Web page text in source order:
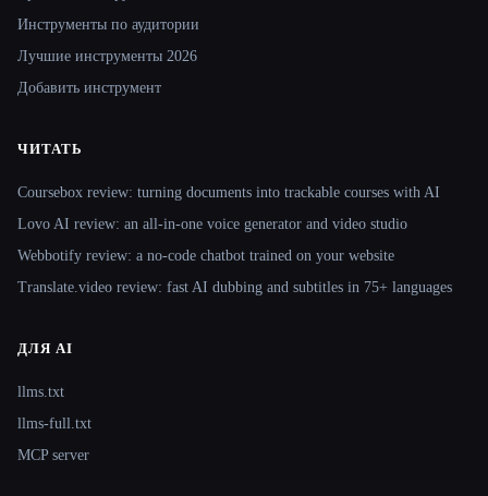
Инструменты по аудитории
Лучшие инструменты 2026
Добавить инструмент
ЧИТАТЬ
Coursebox review: turning documents into trackable courses with AI
Lovo AI review: an all-in-one voice generator and video studio
Webbotify review: a no-code chatbot trained on your website
Translate.video review: fast AI dubbing and subtitles in 75+ languages
ДЛЯ AI
llms.txt
llms-full.txt
MCP server